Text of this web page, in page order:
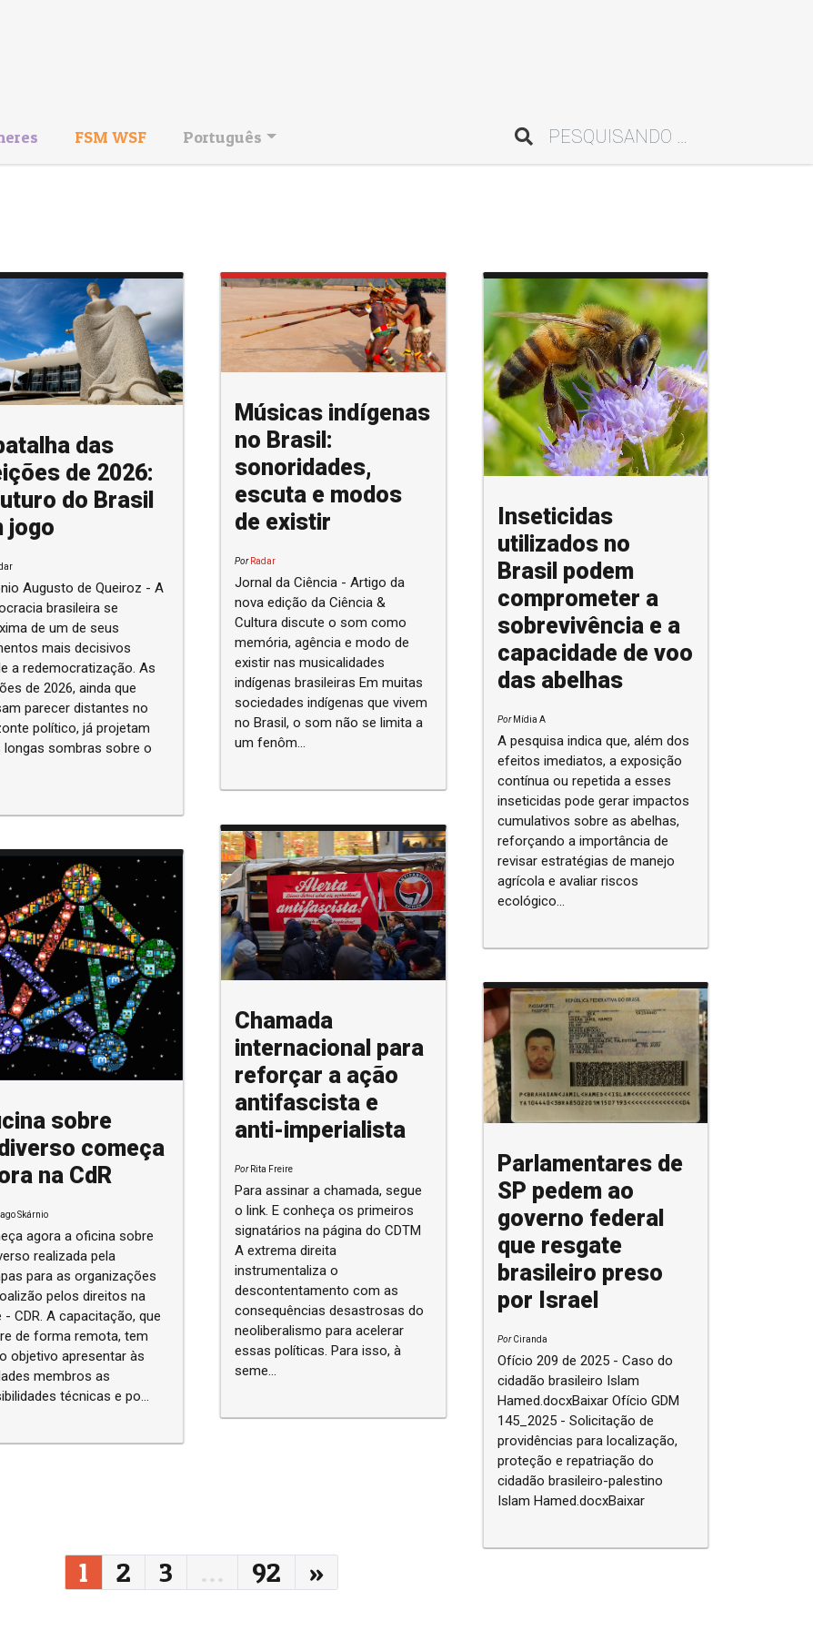
FSM WSF Português
das
de 2026:
do Brasil
jogo
Augusto de Queiroz - A
brasileira se
de um de seus
mais decisivos
a redemocratização. As
de 2026, ainda que
parecer distantes no
político, já projetam
longas sombras sobre o
sobre
começa
na CdR
Skárnio
agora a oficina sobre
realizada pela
para as organizações
pelos direitos na
- CDR. A capacitação, que
de forma remota, tem
objetivo apresentar às
membros as
técnicas e po...
Músicas indígenas
no Brasil:
sonoridades,
escuta e modos
de existir
PorRadar
Jornal da Ciência - Artigo da
nova edição da Ciência &
Cultura discute o som como
memória, agência e modo de
existir nas musicalidades
indígenas brasileiras Em muitas
sociedades indígenas que vivem
no Brasil, o som não se limita a
um fenôm...
Chamada
internacional para
reforçar a ação
antifascista e
anti-imperialista
PorRita Freire
Para assinar a chamada, segue
o link. E conheça os primeiros
signatários na página do CDTM
A extrema direita
instrumentaliza o
descontentamento com as
consequências desastrosas do
neoliberalismo para acelerar
essas políticas. Para isso, à
seme...
Inseticidas
utilizados no
Brasil podem
comprometer a
sobrevivência e a
capacidade de voo
das abelhas
PorMídia A
A pesquisa indica que, além dos
efeitos imediatos, a exposição
contínua ou repetida a esses
inseticidas pode gerar impactos
cumulativos sobre as abelhas,
reforçando a importância de
revisar estratégias de manejo
agrícola e avaliar riscos
ecológico...
Parlamentares de
SP pedem ao
governo federal
que resgate
brasileiro preso
por Israel
PorCiranda
Ofício 209 de 2025 - Caso do
cidadão brasileiro Islam
Hamed.docxBaixar Ofício GDM
145_2025 - Solicitação de
providências para localização,
proteção e repatriação do
cidadão brasileiro-palestino
Islam Hamed.docxBaixar
1 2 3 … 92 »